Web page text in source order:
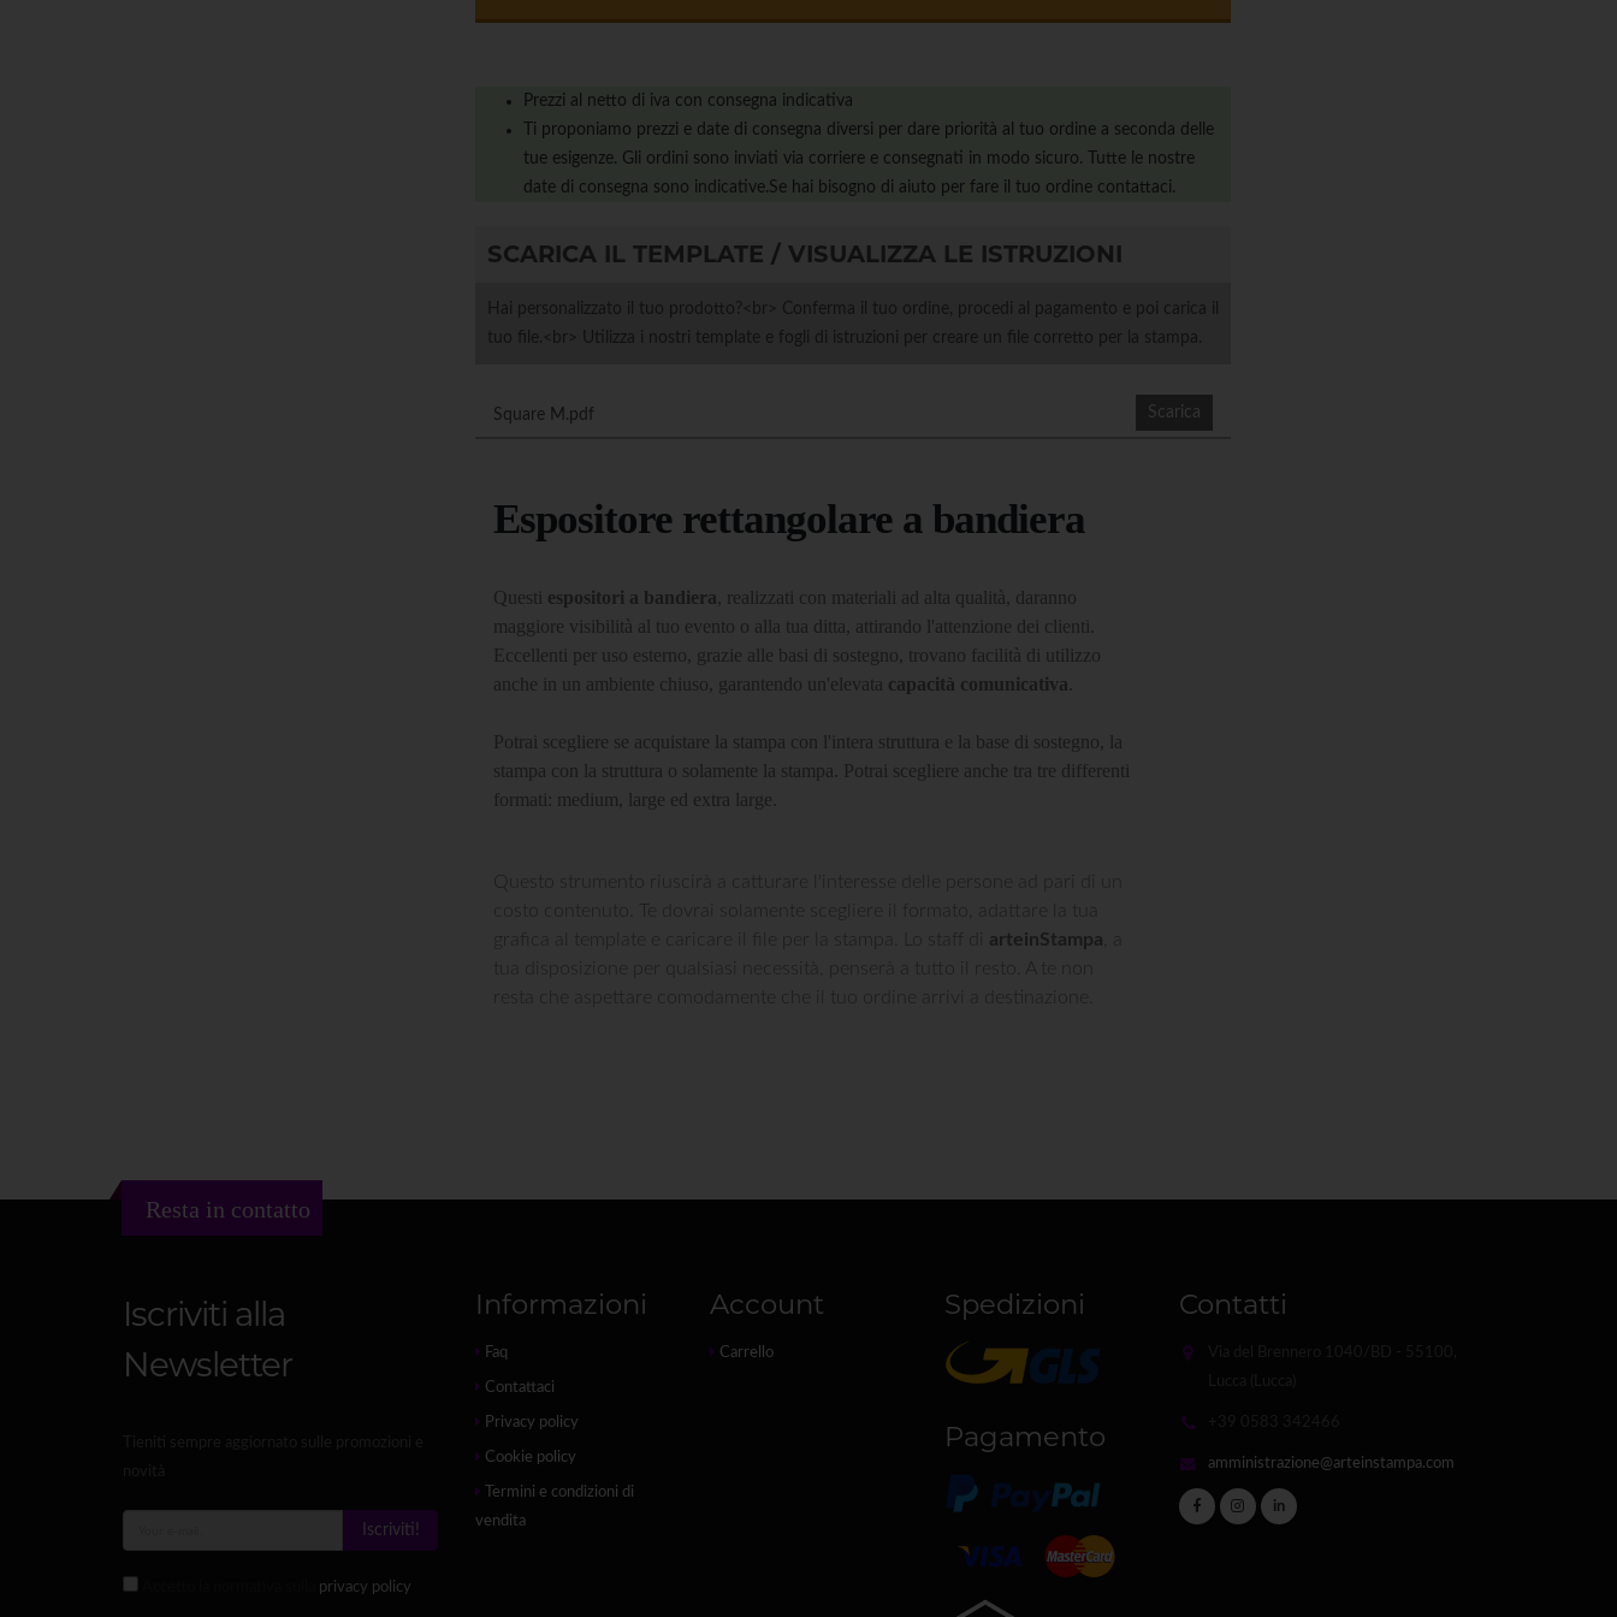
Prezzi al netto di iva con consegna indicativa
Ti proponiamo prezzi e date di consegna diversi per dare priorità al tuo ordine a seconda delle
tue esigenze. Gli ordini sono inviati via corriere e consegnati in modo sicuro. Tutte le nostre
date di consegna sono indicative.Se hai bisogno di aiuto per fare il tuo ordine contattaci.
SCARICA IL TEMPLATE / VISUALIZZA LE ISTRUZIONI
Hai personalizzato il tuo prodotto?<br> Conferma il tuo ordine, procedi al pagamento e poi carica il
tuo file.<br> Utilizza i nostri template e fogli di istruzioni per creare un file corretto per la stampa.
Square M.pdf Scarica
​Espositore rettangolare a bandiera
Questi espositori a bandiera , realizzati con materiali ad alta qualità, daranno
maggiore visibilità al tuo evento o alla tua ditta, attirando l'attenzione dei clienti.
Eccellenti per uso esterno, grazie alle basi di sostegno, trovano facilità di utilizzo
anche in un ambiente chiuso, garantendo un'elevata capacità comunicativa
Potrai scegliere se acquistare la stampa con l'intera struttura e la base di sostegno, la
stampa con la struttura o solamente la stampa. Potrai scegliere anche tra tre differenti
formati: medium, large ed extra large.
Questo strumento riuscirà a catturare l'interesse delle persone ad pari di un
costo contenuto. Te dovrai solamente scegliere il formato, adattare la tua
grafica al template e caricare il file per la stampa. Lo staff di arteinStampa
resta che aspettare comodamente che il tuo ordine arrivi a destinazione.
Resta in contatto
Iscriviti alla
Newsletter
Iscriviti!
privacy policy
Informazioni
Faq
Contattaci
Privacy policy
Cookie policy
Termini e condizioni di
vendita
Account
Carrello
Spedizioni
Pagamento
Contatti
amministrazione@arteinstampa.com
in